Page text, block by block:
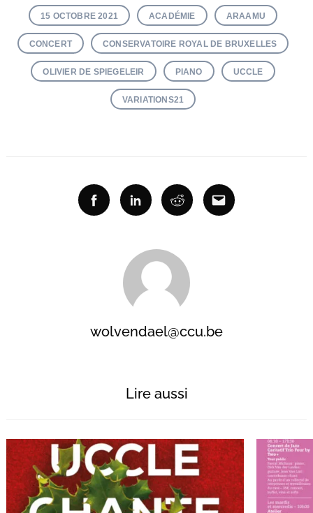
15 OCTOBRE 2021 ACADÉMIE ARAAMU
CONCERT CONSERVATOIRE ROYAL DE BRUXELLES
OLIVIER DE SPIEGELEIR PIANO UCCLE
VARIATIONS21
FacebookLinkedinRedditEmail
wolvendael@ccu.be
Lire aussi